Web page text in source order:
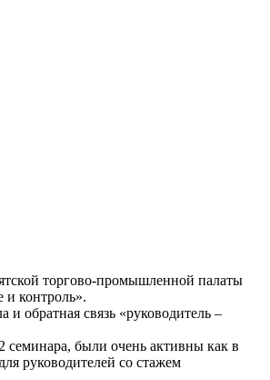
торгово-промышленной палаты
контроль».
обратная связь «руководитель –
семинара, были очень активны как в
руководителей со стажем